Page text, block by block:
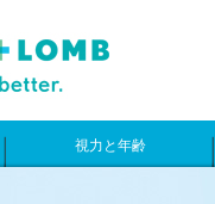
視力と年齢